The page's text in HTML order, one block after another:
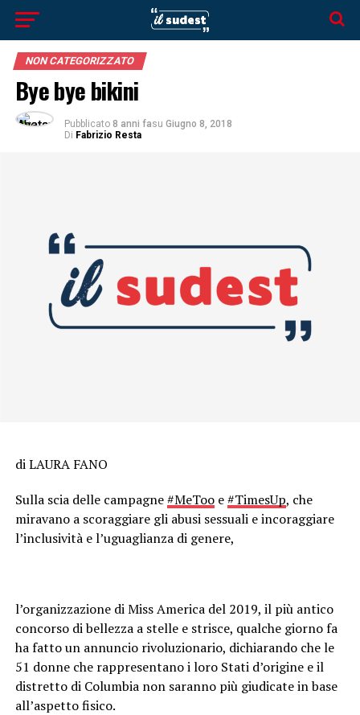
NON CATEGORIZZATO
Bye bye bikini
Pubblicato 8 anni fasu Giugno 8, 2018
Di Fabrizio Resta
di LAURA FANO
Sulla scia delle campagne#MeTooe#TimesUp, che
miravano a scoraggiare gli abusi sessuali e incoraggiare
l’inclusività e l’uguaglianza di genere,
l’organizzazione di Miss America del 2019, il più antico
concorso di bellezza a stelle e strisce, qualche giorno fa
ha fatto un annuncio rivoluzionario, dichiarando che le
51 donne che rappresentano i loro Stati d’origine e il
distretto di Columbia non saranno più giudicate in base
all’aspetto fisico.